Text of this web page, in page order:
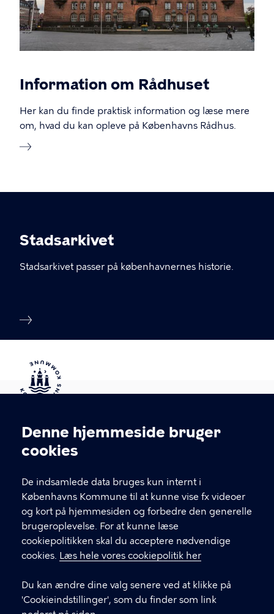
Cookieindstillinger
Denne hjemmeside bruger
cookies
De indsamlede data bruges kun internt i
Københavns Kommune til at kunne vise fx videoer
og kort på hjemmesiden og forbedre den generelle
brugeroplevelse. For at kunne læse
cookiepolitikken skal du acceptere nødvendige
cookies. Læs hele vores cookiepolitik her
Du kan ændre dine valg senere ved at klikke på
'Cookieindstillinger', som du finder som link
Information om Rådhuset
Her kan du finde praktisk information og læse mere
om, hvad du kan opleve på Københavns Rådhus.
Stadsarkivet
Stadsarkivet passer på københavnernes historie.
Kontakt Københavns Kommune
T
fFind andre kontakter her
CVR-nummer64942212
GENVEJE
Digital Post
Databeskyttelse